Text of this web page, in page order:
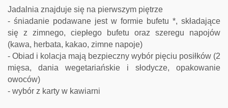
Jadalnia znajduje się na pierwszym piętrze
- śniadanie podawane jest w formie bufetu *, składające
się z zimnego, ciepłego bufetu oraz szeregu napojów
(kawa, herbata, kakao, zimne napoje)
- Obiad i kolacja mają bezpieczny wybór pięciu posiłków (2
mięsa, dania wegetariańskie i słodycze, opakowanie
owoców)
- wybór z karty w kawiarni